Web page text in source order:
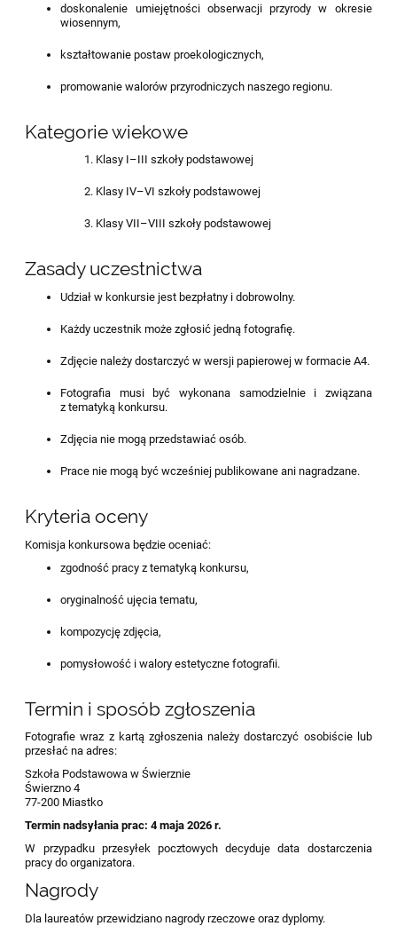
doskonalenie umiejętności obserwacji przyrody w okresie
wiosennym,
kształtowanie postaw proekologicznych,
promowanie walorów przyrodniczych naszego regionu.
Kategorie wiekowe
Klasy I–III szkoły podstawowej
Klasy IV–VI szkoły podstawowej
Klasy VII–VIII szkoły podstawowej
Zasady uczestnictwa
Udział w konkursie jest bezpłatny i dobrowolny.
Każdy uczestnik może zgłosić jedną fotografię.
Zdjęcie należy dostarczyć w wersji papierowej w formacie A4.
Fotografia musi być wykonana samodzielnie i związana
z tematyką konkursu.
Zdjęcia nie mogą przedstawiać osób.
Prace nie mogą być wcześniej publikowane ani nagradzane.
Kryteria oceny
Komisja konkursowa będzie oceniać:
zgodność pracy z tematyką konkursu,
oryginalność ujęcia tematu,
kompozycję zdjęcia,
pomysłowość i walory estetyczne fotografii.
Termin i sposób zgłoszenia
Fotografie wraz z kartą zgłoszenia należy dostarczyć osobiście lub
przesłać na adres:
Szkoła Podstawowa w Świerznie
Świerzno 4
77-200 Miastko
Termin nadsyłania prac: 4 maja 2026 r.
W przypadku przesyłek pocztowych decyduje data dostarczenia
pracy do organizatora.
Nagrody
Dla laureatów przewidziano nagrody rzeczowe oraz dyplomy.